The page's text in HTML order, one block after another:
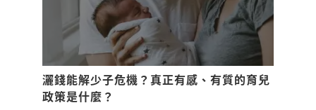
灑錢能解少子危機？真正有感、有質的育兒
政策是什麼？